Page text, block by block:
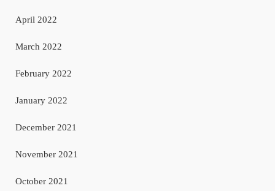
April 2022
March 2022
February 2022
January 2022
December 2021
November 2021
October 2021